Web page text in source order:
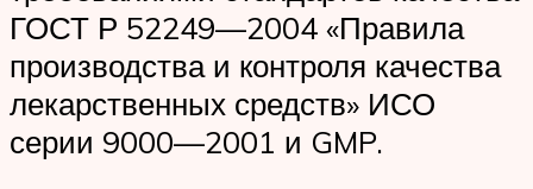
ГОСТ Р 52249—2004 «Правила
производства и контроля качества
лекарственных средств» ИСО
серии 9000—2001 и GMP.